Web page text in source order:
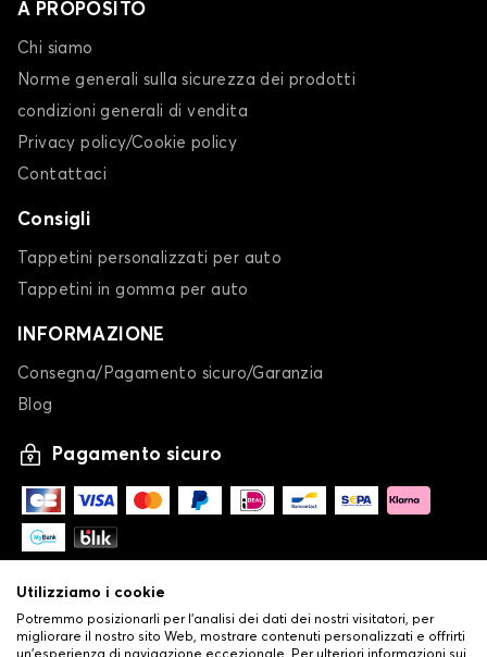
A PROPOSITO
Chi siamo
Norme generali sulla sicurezza dei prodotti
condizioni generali di vendita
Privacy policy/Cookie policy
Contattaci
Consigli
Tappetini personalizzati per auto
Tappetini in gomma per auto
INFORMAZIONE
Consegna/Pagamento sicuro/Garanzia
Blog
Pagamento sicuro
Utilizziamo i cookie
Potremmo posizionarli per l'analisi dei dati dei nostri visitatori, per
migliorare il nostro sito Web, mostrare contenuti personalizzati e offrirti